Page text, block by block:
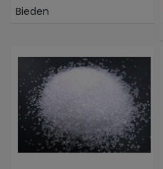
Bieden